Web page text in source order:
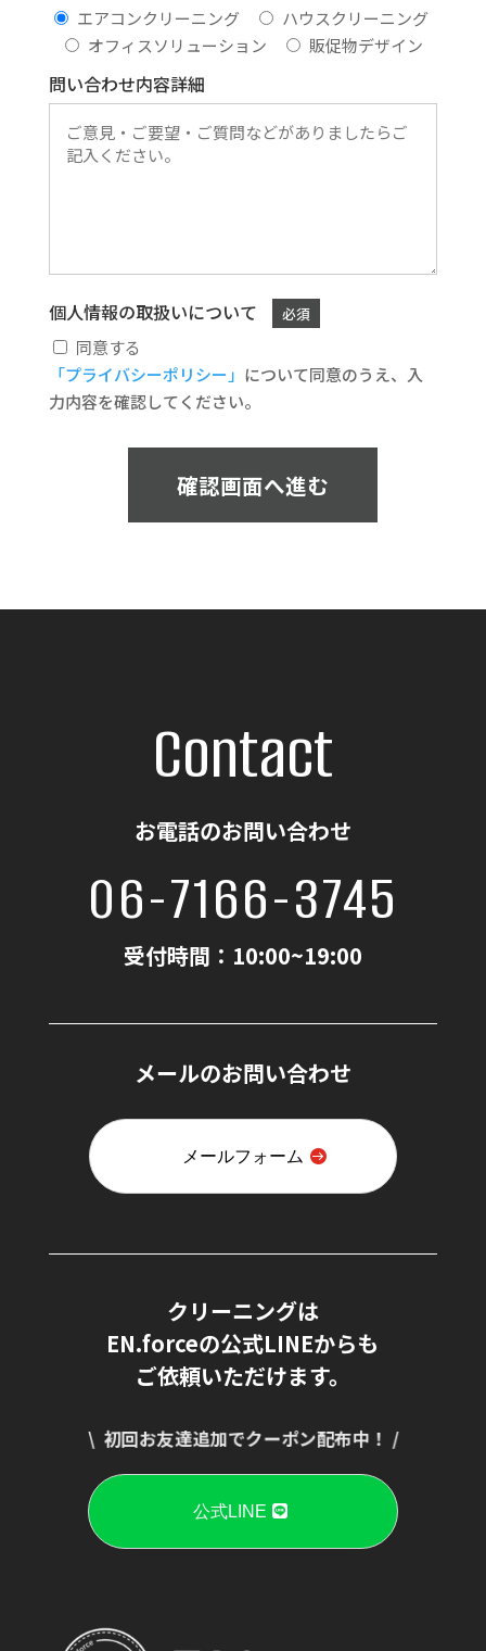
エアコンクリーニング
ハウスクリーニング
オフィスソリューション
販促物デザイン
問い合わせ内容詳細
個人情報の取扱いについて 必須
同意する
「プライバシーポリシー」 について同意のうえ、入
力内容を確認してください。
Contact
お電話のお問い合わせ
06-7166-3745
受付時間：10:00~19:00
メールのお問い合わせ
メールフォーム
クリーニングは
EN.forceの公式LINEからも
ご依頼いただけます。
\ 初回お友達追加でクーポン配布中！ /
公式LINE